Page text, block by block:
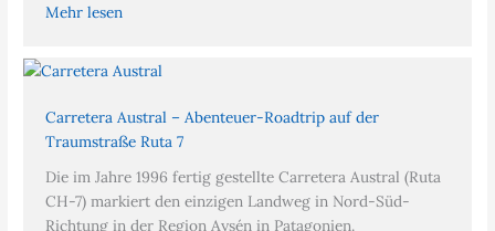
Mehr lesen
Carretera Austral – Abenteuer-Roadtrip auf der
Traumstraße Ruta 7
Die im Jahre 1996 fertig gestellte Carretera Austral (Ruta
CH-7) markiert den einzigen Landweg in Nord-Süd-
Richtung in der Region Aysén in Patagonien.